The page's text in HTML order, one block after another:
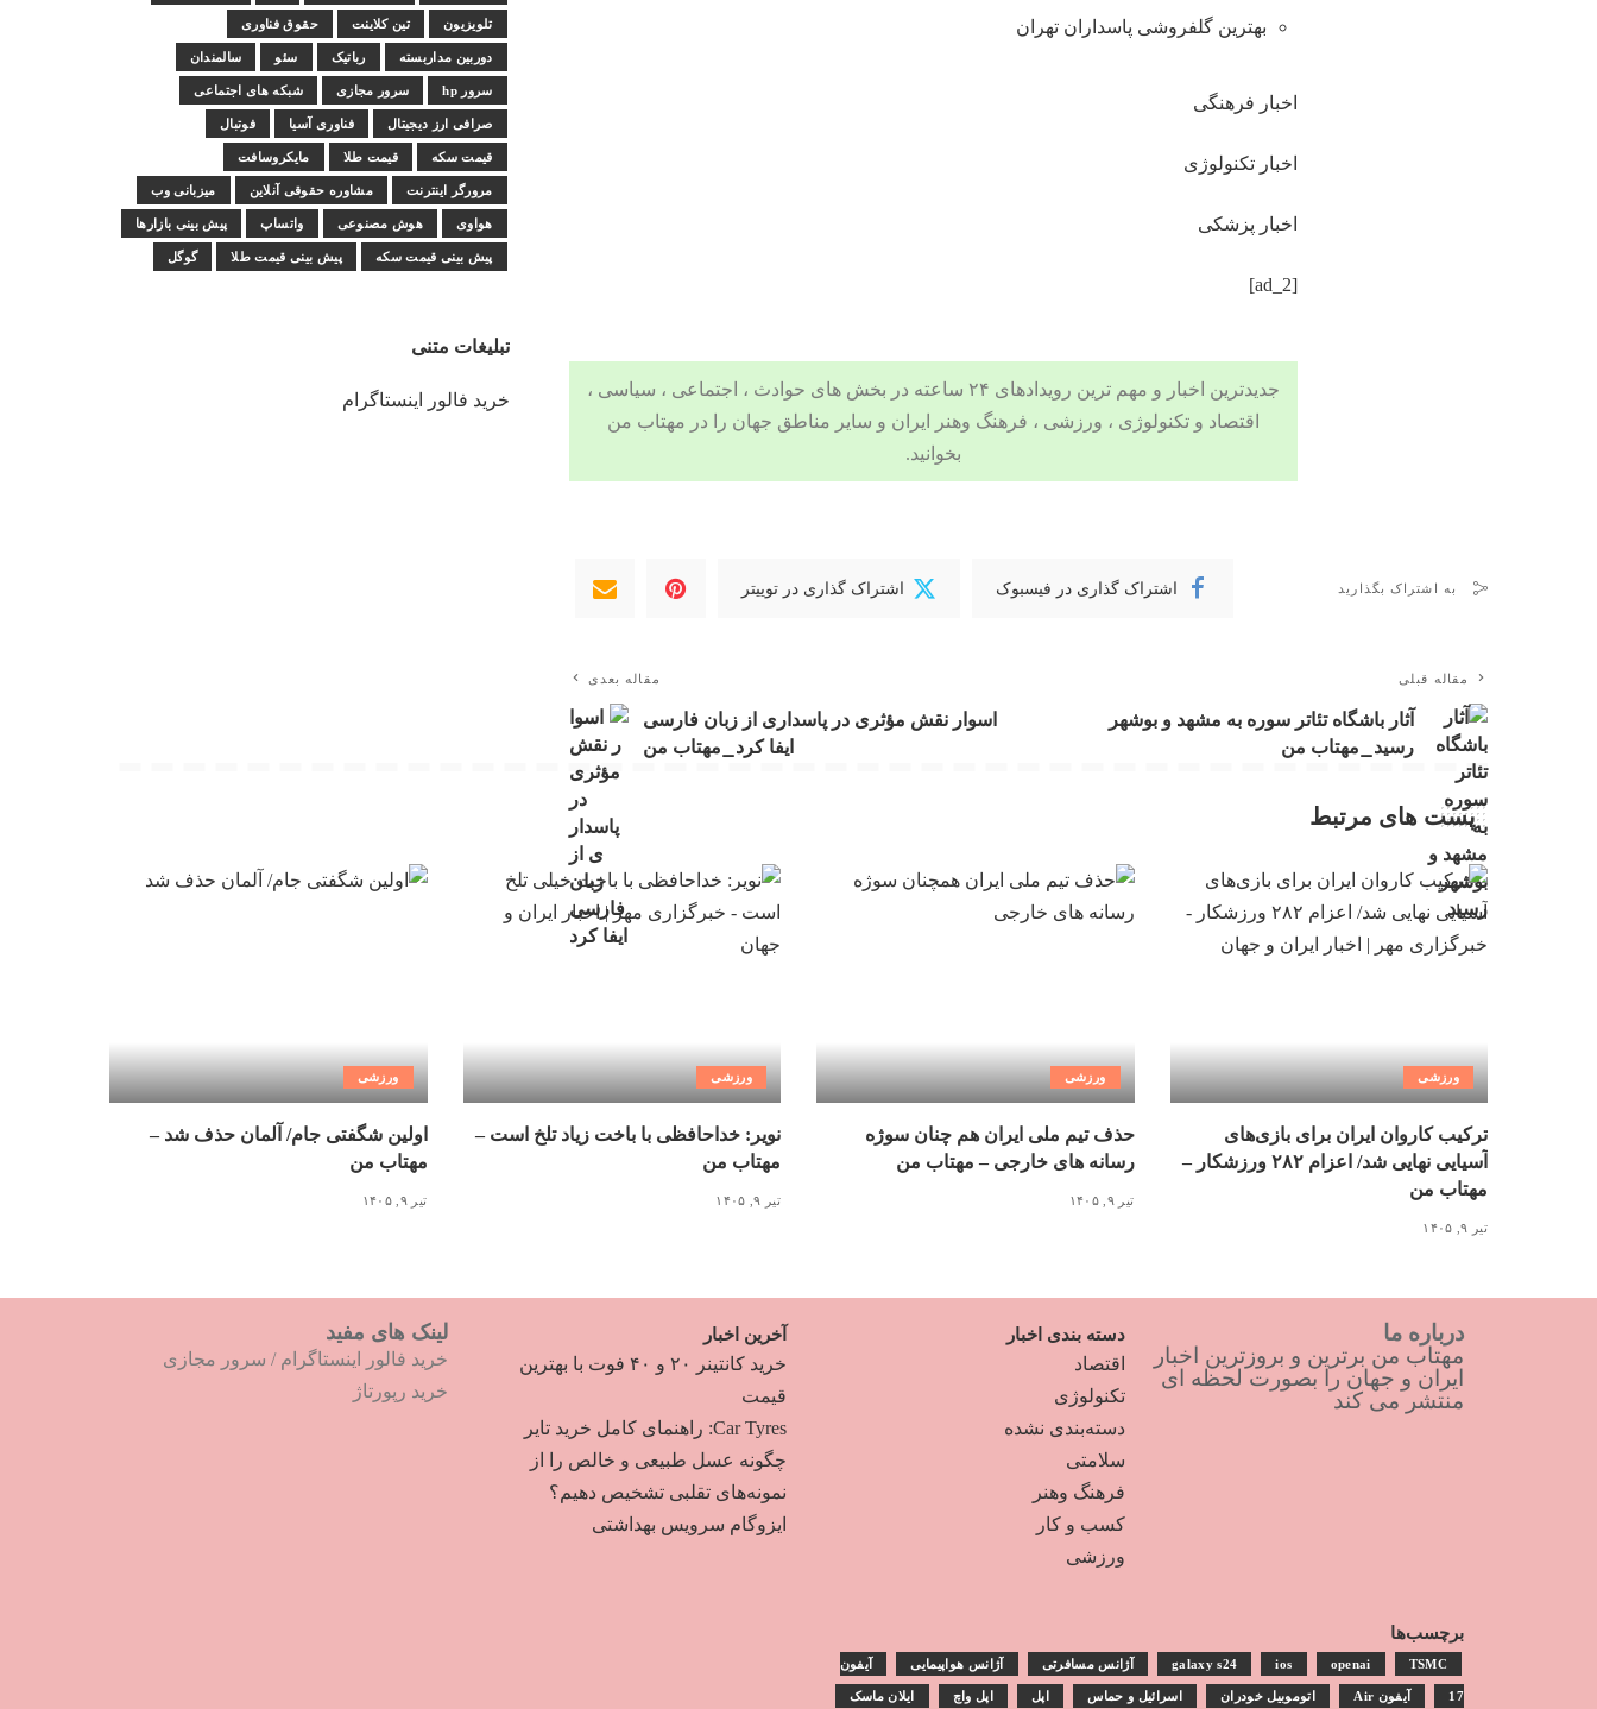
بهترین گلفروشی پاسداران تهران
اخبار فرهنگی
اخبار تکنولوژی
اخبار پزشکی
[ad_2]
جدیدترین اخبار و مهم ترین رویدادهای ۲۴ ساعته در بخش های حوادث ، اجتماعی ، سیاسی ،
اقتصاد وتکنولوژی ، ورزشی ، فرهنگ وهنر ایران و سایر مناطق جهان را در مهتاب من
بخوانید.
به اشتراک بگذارید اشتراک گذاری در فیسبوک اشتراک گذاری در توییتر
مقاله قبلی
آثار باشگاه تئاتر سوره به مشهد و بوشهر
رسید_مهتاب من
مقاله بعدی
اسوار نقش مؤثری در پاسداری از زبان فارسی
ایفا کرد_مهتاب من
تلویزیون تین کلاینت حقوق فناوری
دوربین مداربسته رباتیک سئو سالمندان
سرور hp سرور مجازی شبکه های اجتماعی
صرافی ارز دیجیتال فناوری آسیا فوتبال
قیمت سکه قیمت طلا مایکروسافت
مرورگر اینترنت مشاوره حقوقی آنلاین میزبانی وب
هواوی هوش مصنوعی واتساپ پیش بینی بازارها
پیش بینی قیمت سکه پیش بینی قیمت طلا گوگل
تبلیغات متنی
خرید فالور اینستاگرام
پست های مرتبط
ورزشی
ترکیب کاروان ایران برای بازی‌های
آسیایی نهایی شد/ اعزام ۲۸۲ ورزشکار –
مهتاب من
تیر ۹, ۱۴۰۵
ورزشی
حذف تیم ملی ایران هم چنان سوژه
رسانه های خارجی – مهتاب من
تیر ۹, ۱۴۰۵
ورزشی
نویر: خداحافظی با باخت زیاد تلخ است –
مهتاب من
تیر ۹, ۱۴۰۵
ورزشی
اولین شگفتی جام/ آلمان حذف شد –
مهتاب من
تیر ۹, ۱۴۰۵
درباره ما
مهتاب من برترین و بروزترین اخبار
ایران و جهان را بصورت لحظه ای
منتشر می کند
دسته بندی اخبار
اقتصاد
تکنولوژی
دسته‌بندی نشده
سلامتی
فرهنگ وهنر
کسب و کار
ورزشی
آخرین اخبار
خرید کانتینر ۲۰ و ۴۰ فوت با بهترین
قیمت
Car Tyres: راهنمای کامل خرید تایر
چگونه عسل طبیعی و خالص را از
نمونه‌های تقلبی تشخیص دهیم؟
ایزوگام سرویس بهداشتی
لینک های مفید
خرید فالور اینستاگرام / سرور مجازی
خرید رپورتاژ
برچسب‌ها
galaxy s24 ios openai TSMC آژانس مسافرتی آژانس هواپیمایی آیفون
17 آیفون Air اتوموبیل خودران اسرائیل و حماس اپل اپل واچ ایلان ماسک